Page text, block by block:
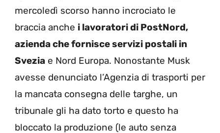
mercoledì scorso hanno incrociato le
braccia anche i lavoratori di PostNord,
azienda che fornisce servizi postali in
Svezia e Nord Europa. Nonostante Musk
avesse denunciato l’Agenzia di trasporti per
la mancata consegna delle targhe, un
tribunale gli ha dato torto e questo ha
bloccato la produzione (le auto senza